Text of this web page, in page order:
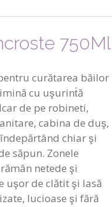
750Ml
curătarea băilor
cu uşurint́ă
de pe robineti,
cabina de duş,
chiar şi
săpun. Zonele
netede şi
uşor de clătit şi lasă
lucioase şi fără